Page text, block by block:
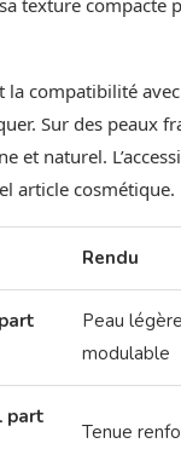
la compatibilité
Sur des peaux
et naturel.
article cosmétique.
Rendu
Peau
modulable
part
Tenue